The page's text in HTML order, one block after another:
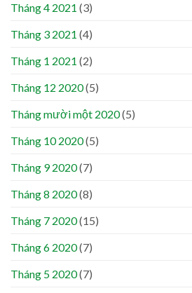
Tháng 4 2021 (3)
Tháng 3 2021 (4)
Tháng 1 2021 (2)
Tháng 12 2020(5)
Tháng mười một 2020(5)
Tháng 10 2020(5)
Tháng 9 2020(7)
Tháng 8 2020(8)
Tháng 7 2020(15)
Tháng 6 2020(7)
Tháng 5 2020(7)